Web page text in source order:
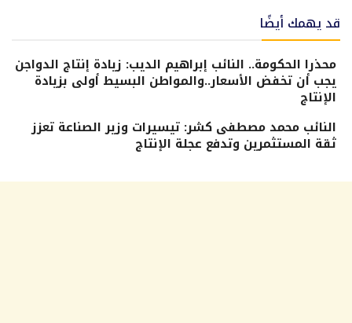
قد يهمك أيضًا
محذرا الحكومة.. النائب إبراهيم الديب: زيادة إنتاج الدواجن
يجب أن تخفض الأسعار..والمواطن البسيط أولى بزيادة
الإنتاج
النائب محمد مصطفى كشر: تيسيرات وزير الصناعة تعزز
ثقة المستثمرين وتدفع عجلة الإنتاج